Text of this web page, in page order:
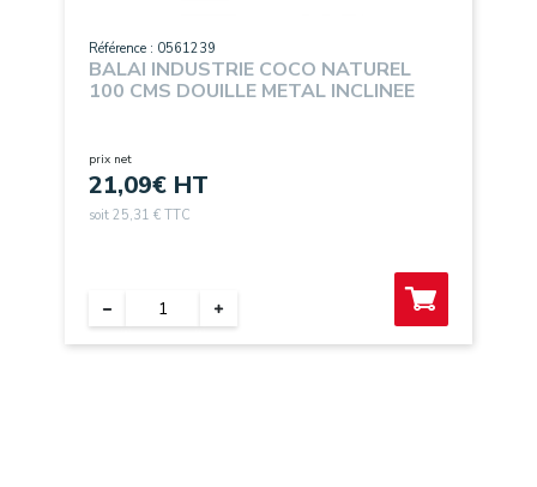
Référence : 0561239
BALAI INDUSTRIE COCO NATUREL
100 CMS DOUILLE METAL INCLINEE
prix net
21,09€ HT
soit 25,31 € TTC